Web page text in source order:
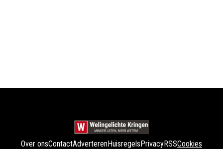
Over onsContactAdverterenHuisregelsPrivacyRSSCookies